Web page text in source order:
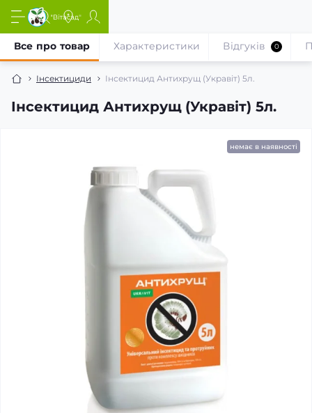
Інсектициди Інсектицид Антихрущ (Укравіт) 5л.
Інсектицид Антихрущ (Укравіт) 5л.
Все про товар Характеристики Відгуків 0
немає в наявності